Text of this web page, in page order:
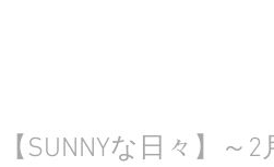
【SUNNYな日々】～2